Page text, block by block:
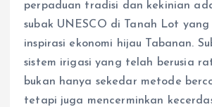
perpaduan tradisi dan kekinian
subak UNESCO di Tanah Lot yang
inspirasi ekonomi hijau Tabanan.
sistem irigasi yang telah berusia
bukan hanya sekedar metode
tetapi juga mencerminkan